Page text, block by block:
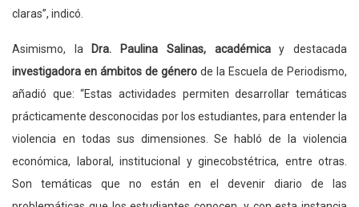
claras”, indicó.
Asimismo, la Dra. Paulina Salinas, académicay destacada
investigadora en ámbitos de género de la Escuela de Periodismo,
añadió que: “Estas actividades permiten desarrollar temáticas
prácticamente desconocidas por los estudiantes, para entender la
violencia en todas sus dimensiones. Se habló de la violencia
económica, laboral, institucional y ginecobstétrica, entre otras.
Son temáticas que no están en el devenir diario de las